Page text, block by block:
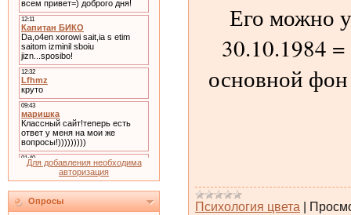
Для добавления необходима
авторизация
Опросы
Его можно
30.10.1984 =
основной
Психология цвета |